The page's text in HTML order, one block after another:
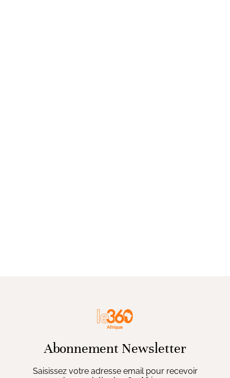
Abonnement Newsletter
Saisissez votre adresse email pour recevoir